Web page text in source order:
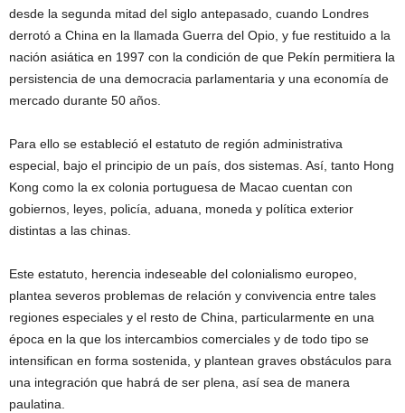
desde la segunda mitad del siglo antepasado, cuando Londres
derrotó a China en la llamada Guerra del Opio, y fue restituido a la
nación asiática en 1997 con la condición de que Pekín permitiera la
persistencia de una democracia parlamentaria y una economía de
mercado durante 50 años.
Para ello se estableció el estatuto de región administrativa
especial, bajo el principio de un país, dos sistemas. Así, tanto Hong
Kong como la ex colonia portuguesa de Macao cuentan con
gobiernos, leyes, policía, aduana, moneda y política exterior
distintas a las chinas.
Este estatuto, herencia indeseable del colonialismo europeo,
plantea severos problemas de relación y convivencia entre tales
regiones especiales y el resto de China, particularmente en una
época en la que los intercambios comerciales y de todo tipo se
intensifican en forma sostenida, y plantean graves obstáculos para
una integración que habrá de ser plena, así sea de manera
paulatina.